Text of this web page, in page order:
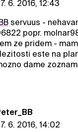
6. 2016, 12:43
servuus -
popr.
ze pridem -
este na
dame
6. 2016, 14:02